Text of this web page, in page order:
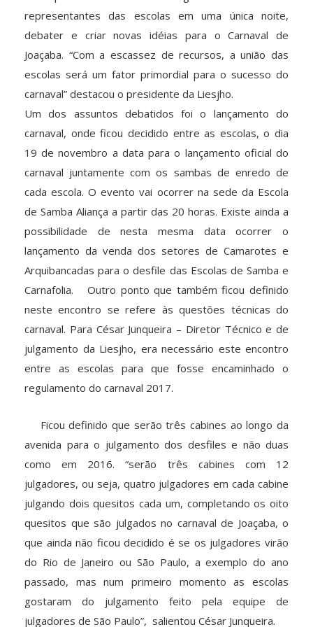
representantes das escolas em uma única noite,
debater e criar novas idéias para o Carnaval de
Joaçaba. “Com a escassez de recursos, a união das
escolas será um fator primordial para o sucesso do
carnaval” destacou o presidente da Liesjho.
Um dos assuntos debatidos foi o lançamento do
carnaval, onde ficou decidido entre as escolas, o dia
19 de novembro a data para o lançamento oficial do
carnaval juntamente com os sambas de enredo de
cada escola. O evento vai ocorrer na sede da Escola
de Samba Aliança a partir das 20 horas. Existe ainda a
possibilidade de nesta mesma data ocorrer o
lançamento da venda dos setores de Camarotes e
Arquibancadas para o desfile das Escolas de Samba e
Carnafolia. Outro ponto que também ficou definido
neste encontro se refere às questões técnicas do
carnaval. Para César Junqueira – Diretor Técnico e de
julgamento da Liesjho, era necessário este encontro
entre as escolas para que fosse encaminhado o
regulamento do carnaval 2017.
Ficou definido que serão três cabines ao longo da
avenida para o julgamento dos desfiles e não duas
como em 2016. “serão três cabines com 12
julgadores, ou seja, quatro julgadores em cada cabine
julgando dois quesitos cada um, completando os oito
quesitos que são julgados no carnaval de Joaçaba, o
que ainda não ficou decidido é se os julgadores virão
do Rio de Janeiro ou São Paulo, a exemplo do ano
passado, mas num primeiro momento as escolas
gostaram do julgamento feito pela equipe de
julgadores de São Paulo”, salientou César Junqueira.